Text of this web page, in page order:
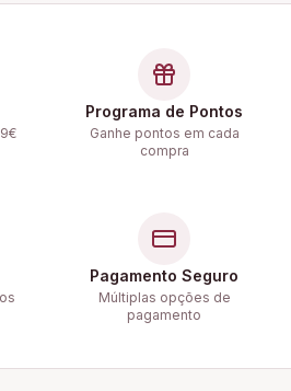
Programa de Pontos
Ganhe pontos em cada
compra
Pagamento Seguro
Múltiplas opções de
pagamento